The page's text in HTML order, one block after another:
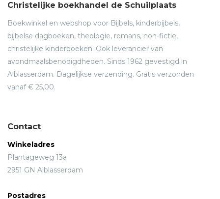
Christelijke boekhandel de Schuilplaats
Boekwinkel en webshop voor Bijbels, kinderbijbels,
bijbelse dagboeken, theologie, romans, non-fictie,
christelijke kinderboeken. Ook leverancier van
avondmaalsbenodigdheden. Sinds 1962 gevestigd in
Alblasserdam. Dagelijkse verzending. Gratis verzonden
vanaf € 25,00.
Contact
Winkeladres
Plantageweg 13a
2951 GN Alblasserdam
Postadres